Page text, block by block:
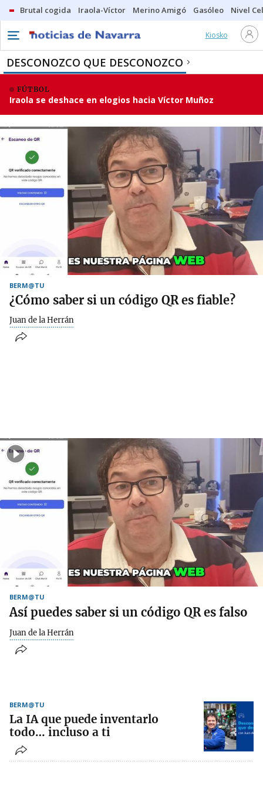
Brutal cogida Iraola-Víctor Merino Amigó Gasóleo Nivel
Kiosko
DESCONOZCO QUE DESCONOZCO
FÚTBOL
Iraola se deshace en elogios hacia Víctor Muñoz
BERM@TU
¿Cómo saber si un código QR es fiable?
Juan de la Herrán
BERM@TU
Así puedes saber si un código QR es falso
Juan de la Herrán
BERM@TU
La IA que puede inventarlo
todo… incluso a ti